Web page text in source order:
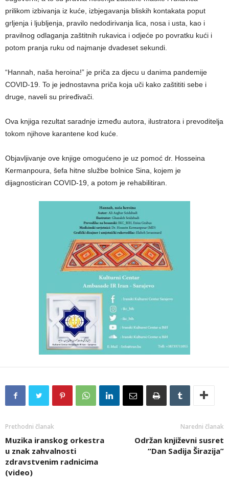
prilikom izbivanja iz kuće, izbjegavanja bliskih kontakata poput
grljenja i ljubljenja, pravilo nedodirivanja lica, nosa i usta, kao i
pravilnog odlaganja zaštitnih rukavica i odjeće po povratku kući i
potom pranja ruku od najmanje dvadeset sekundi.
“Hannah, naša heroina!” je priča za djecu u danima pandemije
COVID-19. To je jednostavna priča koja uči kako zaštititi sebe i
druge, naveli su priređivači.
Ova knjiga rezultat saradnje između autora, ilustratora i prevoditelja
tokom njihove karantene kod kuće.
Objavljivanje ove knjige omogućeno je uz pomoć dr. Hosseina
Kermanpoura, šefa hitne službe bolnice Sina, kojem je
dijagnosticiran COVID-19, a potom je rehabilitiran.
Prethodni članak
Muzika iranskog orkestra
u znak zahvalnosti
zdravstvenim radnicima
(video)
Naredni članak
Održan književni susret
“Dan Sadija Širazija”